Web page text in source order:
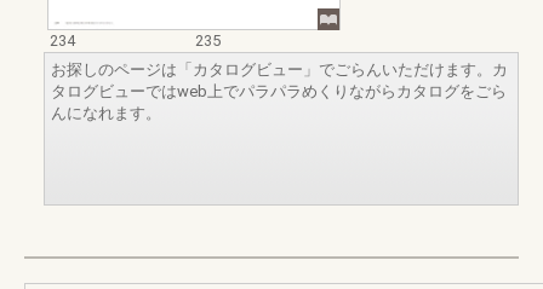
234
235
お探しのページは「カタログビュー」でごらんいただけます。カ
タログビューではweb上でパラパラめくりながらカタログをごら
んになれます。